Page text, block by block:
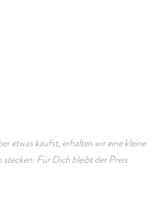
etwas kaufst, erhalten wir eine kleine
Für Dich bleibt der Preis